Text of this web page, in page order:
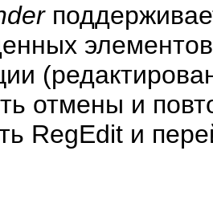
отмены и
RegEdit и